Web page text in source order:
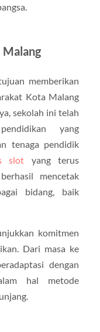
Malang
memberikan
Kota Malang
sekolah ini telah
yang
tenaga pendidik
slot yang terus
mencetak
bidang, baik
komitmen
Dari masa ke
dengan
hal metode